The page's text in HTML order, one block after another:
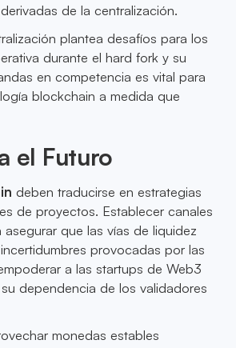
de la centralización.
plantea desafíos para los
durante el hard fork y su
en competencia es vital para
blockchain a medida que
el Futuro
deben traducirse en estrategias
de proyectos. Establecer canales
que las vías de liquidez
provocadas por las
a las startups de Web3
dependencia de los validadores
monedas estables